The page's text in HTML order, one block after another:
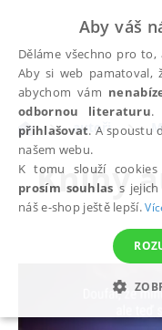
autoři
Knihy
Aby váš
Děláme všechno pro
Aby si web pamatoval,
abychom vám
odbornou literaturu.
přihlašovat. A spoustu
našem webu.
K tomu slouží
prosím souhlas s
náš e-shop ještě lepší.
NEZBYTNÉ